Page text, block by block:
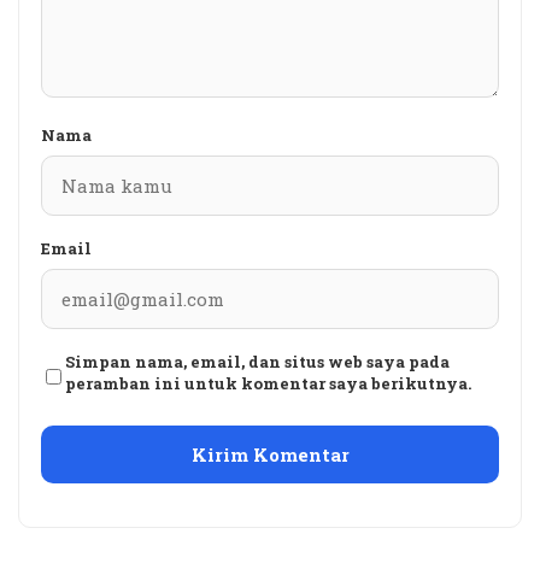
Nama
Email
Simpan nama, email, dan situs web saya pada
peramban ini untuk komentar saya berikutnya.